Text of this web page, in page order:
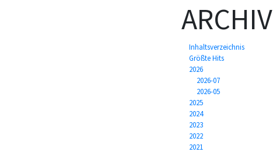
ARCHIV
Inhaltsverzeichnis
Größte Hits
2026
2026-07
2026-05
2025
2024
2023
2022
2021